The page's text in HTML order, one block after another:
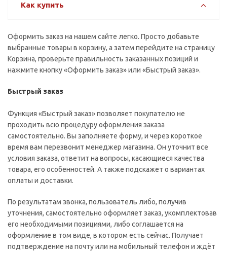
Как купить
Оформить заказ на нашем сайте легко. Просто добавьте
выбранные товары в корзину, а затем перейдите на страницу
Корзина, проверьте правильность заказанных позиций и
нажмите кнопку «Оформить заказ» или «Быстрый заказ».
Быстрый заказ
Функция «Быстрый заказ» позволяет покупателю не
проходить всю процедуру оформления заказа
самостоятельно. Вы заполняете форму, и через короткое
время вам перезвонит менеджер магазина. Он уточнит все
условия заказа, ответит на вопросы, касающиеся качества
товара, его особенностей. А также подскажет о вариантах
оплаты и доставки.
По результатам звонка, пользователь либо, получив
уточнения, самостоятельно оформляет заказ, укомплектовав
его необходимыми позициями, либо соглашается на
оформление в том виде, в котором есть сейчас. Получает
подтверждение на почту или на мобильный телефон и ждёт